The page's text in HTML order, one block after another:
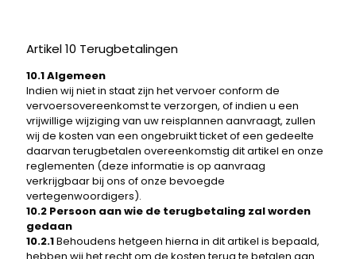
Artikel 10 Terugbetalingen
10.1 Algemeen
Indien wij niet in staat zijn het vervoer conform de
vervoersovereenkomst te verzorgen, of indien u een
vrijwillige wijziging van uw reisplannen aanvraagt, zullen
wij de kosten van een ongebruikt ticket of een gedeelte
daarvan terugbetalen overeenkomstig dit artikel en onze
reglementen (deze informatie is op aanvraag
verkrijgbaar bij ons of onze bevoegde
vertegenwoordigers).
10.2 Persoon aan wie de terugbetaling zal worden
gedaan
10.2.1Behoudens hetgeen hierna in dit artikel is bepaald,